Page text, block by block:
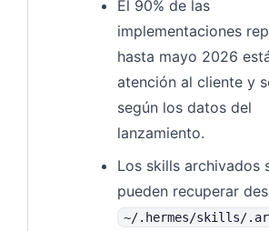
El 90% de las
implementaciones
hasta mayo 2026
atención al cliente y
según los datos del
lanzamiento.
Los skills archivados
pueden recuperar
~/.hermes/skills/